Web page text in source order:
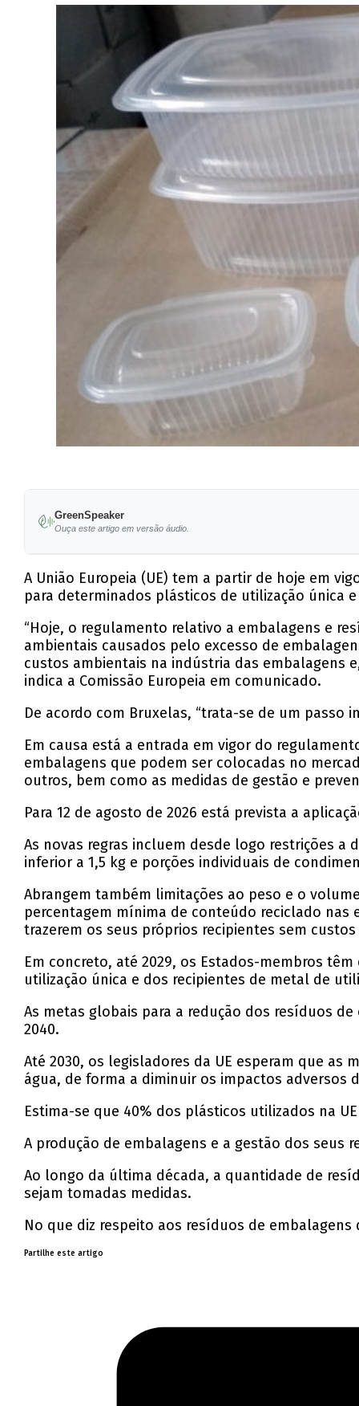
GreenSpeaker
Ouça este artigo em versão áudio.
A União Europeia (UE) tem a partir de hoje em
para determinados plásticos de utilização única
“Hoje, o regulamento relativo a embalagens e
ambientais causados pelo excesso de
custos ambientais na indústria das embalagens
indica a Comissão Europeia em comunicado.
De acordo com Bruxelas, “trata-se de um passo
Em causa está a entrada em vigor do
embalagens que podem ser colocadas no
outros, bem como as medidas de gestão e
Para 12 de agosto de 2026 está prevista a
As novas regras incluem desde logo restrições
inferior a 1,5 kg e porções individuais de
Abrangem também limitações ao peso e o
percentagem mínima de conteúdo reciclado nas
trazerem os seus próprios recipientes sem
Em concreto, até 2029, os Estados-membros
utilização única e dos recipientes de metal de
As metas globais para a redução dos resíduos
2040.
Até 2030, os legisladores da UE esperam que as
água, de forma a diminuir os impactos adversos
Estima-se que 40% dos plásticos utilizados na
A produção de embalagens e a gestão dos seus
Ao longo da última década, a quantidade de
sejam tomadas medidas.
No que diz respeito aos resíduos de
Partilhe este artigo